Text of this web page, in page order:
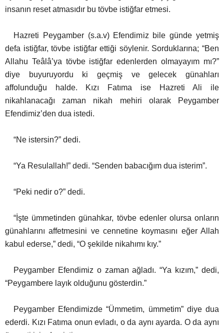
insanın reset atmasıdır bu tövbe istiğfar etmesi.
Hazreti Peygamber (s.a.v) Efendimiz bile günde yetmiş
defa istiğfar, tövbe istiğfar ettiği söylenir. Sorduklarına; “Ben
Allahu Teâlâ’ya tövbe istiğfar edenlerden olmayayım mı?”
diye buyuruyordu ki geçmiş ve gelecek günahları
affolunduğu halde. Kızı Fatıma ise Hazreti Ali ile
nikahlanacağı zaman nikah mehiri olarak
Peygamber
Efendimiz’den dua istedi.
“Ne istersin?” dedi.
“Ya Resulallah!” dedi. “Senden babacığım dua isterim”.
“Peki nedir o?” dedi.
“İşte ümmetinden günahkar, tövbe edenler olursa onların
günahlarını affetmesini ve cennetine koymasını eğer Allah
kabul ederse,” dedi, “O şekilde nikahımı kıy.”
Peygamber Efendimiz o zaman ağladı. “Ya kızım,” dedi,
“Peygambere layık olduğunu gösterdin.”
Peygamber Efendimizde “Ümmetim, ümmetim” diye dua
ederdi. Kızı Fatıma onun evladı, o da aynı ayarda. O da aynı